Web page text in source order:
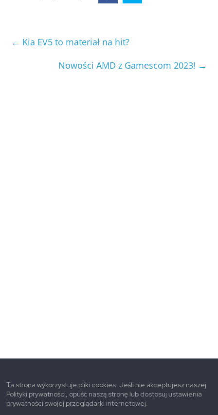
← Kia EV5 to materiał na hit?
Nowości AMD z Gamescom 2023! →
Ta strona wykorzystuje pliki cookies. Jeśli nie akceptujesz naszej
Polityki prywatności, opuść naszą stronę lub dostosuj ustawienia
prywatności swojej przeglądarki internetowej.